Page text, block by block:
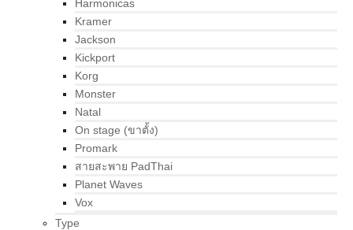
Harmonicas
Kramer
Jackson
Kickport
Korg
Monster
Natal
On stage (ขาตั้ง)
Promark
สายสะพาย PadThai
Planet Waves
Vox
Type